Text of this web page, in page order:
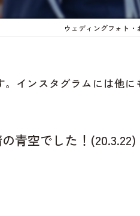
ウェディングフォト
青空でした！(20.3.22)
インスタグラムには他